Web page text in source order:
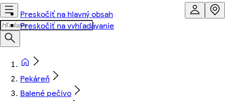
Preskočiť na hlavný obsah
Preskočiť na vyhľadávanie
Pekáreň
Balené pečivo